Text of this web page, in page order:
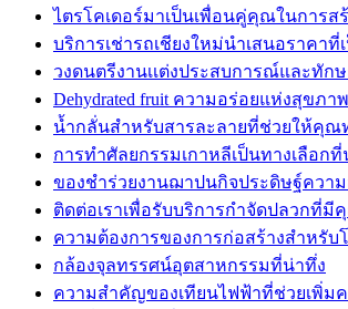
ไตรโคเดอร์มาเป็นเพื่อนคู่คุณในการ
บริการเช่ารถเชียงใหม่นำเสนอราคา
วงดนตรีงานเเต่งประสบการณ์และทักษ
Dehydrated fruit ความอร่อยแห่งสุขภา
น้ำกลั่นสำหรับสารละลายที่ช่วยให้คุณ
การทำศัลยกรรมเกาหลีเป็นทางเลือกที่
ของชำร่วยงานฌาปนกิจประดิษฐ์ควา
ติดต่อเราเพื่อรับบริการกำจัดปลวกที่
ความต้องการของการก่อสร้างสำหรับ
กล้องจุลทรรศน์อุตสาหกรรมที่น่าทึ่ง
ความสำคัญของเทียนไฟฟ้าที่ช่วยเพิ่ม